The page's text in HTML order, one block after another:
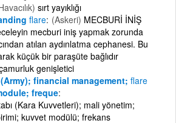
sırt yayıklığı
flare (Askeri) MECBURİ İNİŞ
mecburi iniş yapmak zorunda
atılan aydınlatma cephanesi. Bu
küçük bir paraşüte bağlıdır
genişletici
financial management; flare
freque
(Kara Kuvvetleri); mali yönetim;
kuvvet modülü; frekans